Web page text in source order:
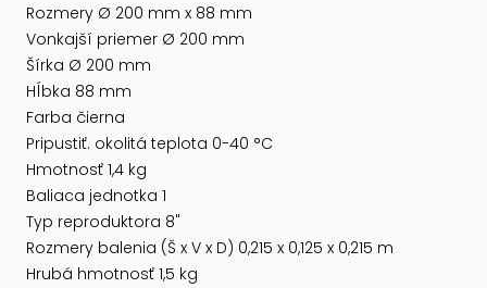
Rozmery Ø 200 mm x 88 mm
Vonkajší priemer Ø 200 mm
Šírka Ø 200 mm
Hĺbka 88 mm
Farba čierna
Pripustiť. okolitá teplota 0-40 °C
Hmotnosť 1,4 kg
Baliaca jednotka 1
Typ reproduktora 8"
Rozmery balenia (Š x V x D) 0,215 x 0,125 x 0,215 m
Hrubá hmotnosť 1,5 kg